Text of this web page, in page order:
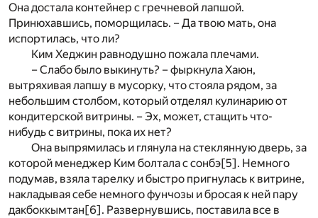
Она достала контейнер с гречневой лапшой.
Принюхавшись, поморщилась. – Да твою мать, она
испортилась, что ли?
Ким Хеджин равнодушно пожала плечами.
– Слабо было выкинуть? – фыркнула Хаюн,
вытряхивая лапшу в мусорку, что стояла рядом, за
небольшим столбом, который отделял кулинарию от
кондитерской витрины. – Эх, может, стащить что-
нибудь с витрины, пока их нет?
Она выпрямилась и глянула на стеклянную дверь, за
которой менеджер Ким болтала с сонбэ[5] . Немного
подумав, взяла тарелку и быстро пригнулась к витрине,
накладывая себе немного фунчозы и бросая к ней пару
дакбоккымтан [6] . Развернувшись, поставила все в